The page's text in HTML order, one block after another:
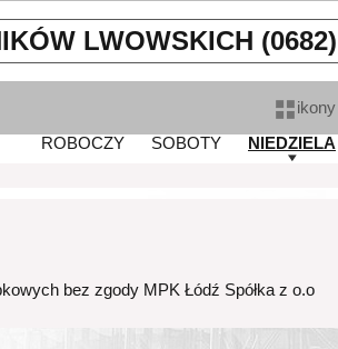
LWOWSKICH (0682)
ikony
ROBOCZY
SOBOTY
NIEDZIELA
bez zgody MPK Łódź Spółka z o.o